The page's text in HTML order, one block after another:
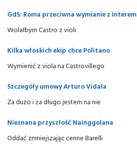
GdS: Roma przeciwna wymianie z Interem
Wolałbym Castro z violi
Kilka włoskich ekip chce Politano
Wymienić z viola na Castrovillego
Szczegóły umowy Arturo Vidala
Za duzo i za długo jestem na nie
Nieznana przyszłość Nainggolana
Oddać zmniejszając cenne Barelli